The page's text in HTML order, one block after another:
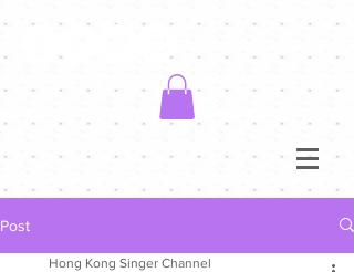
Post
Hong Kong Singer Channel